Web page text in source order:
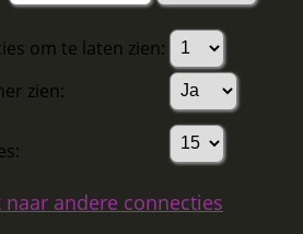
om te laten zien:
zien:
naar andere connecties